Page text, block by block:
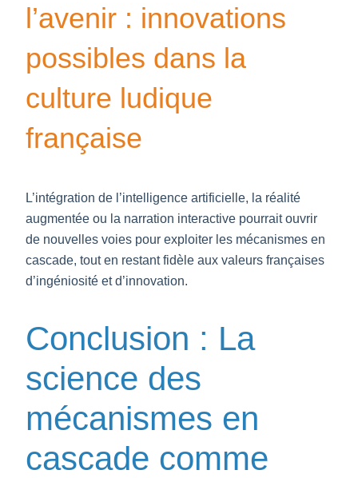
l’avenir : innovations
possibles dans la
culture ludique
française
L’intégration de l’intelligence artificielle, la réalité
augmentée ou la narration interactive pourrait ouvrir
de nouvelles voies pour exploiter les mécanismes en
cascade, tout en restant fidèle aux valeurs françaises
d’ingéniosité et d’innovation.
Conclusion : La
science des
mécanismes en
cascade comme